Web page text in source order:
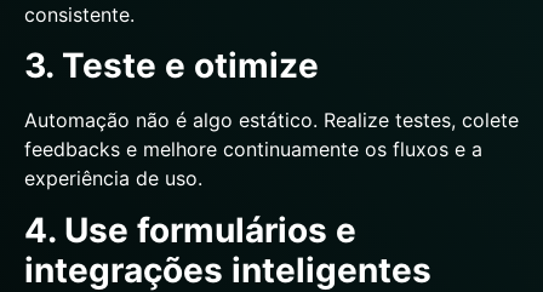
consistente.
3. Teste e otimize
Automação não é algo estático. Realize testes, colete
feedbacks e melhore continuamente os fluxos e a
experiência de uso.
4. Use formulários e
integrações inteligentes